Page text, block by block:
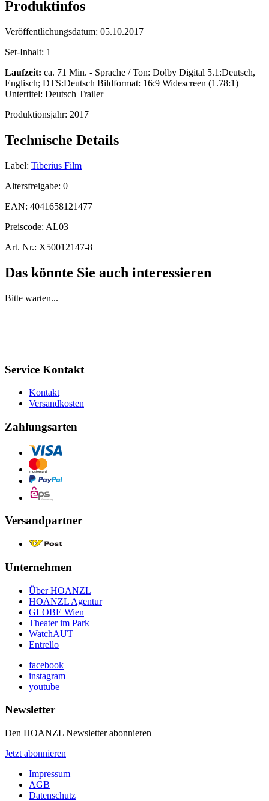
Produktinfos
Veröffentlichungsdatum: 05.10.2017
Set-Inhalt: 1
Laufzeit: ca. 71 Min. - Sprache / Ton: Dolby Digital 5.1:Deutsch,
Englisch; DTS:Deutsch Bildformat: 16:9 Widescreen (1.78:1)
Untertitel: Deutsch Trailer
Produktionsjahr: 2017
Technische Details
Label: Tiberius Film
Altersfreigabe: 0
EAN: 4041658121477
Preiscode: AL03
Art. Nr.: X50012147-8
Das könnte Sie auch interessieren
Bitte warten...
Service Kontakt
Kontakt
Versandkosten
Zahlungsarten
Versandpartner
Unternehmen
Über HOANZL
HOANZL Agentur
GLOBE Wien
Theater im Park
WatchAUT
Entrello
facebook
instagram
youtube
Newsletter
Den HOANZL Newsletter abonnieren
Jetzt abonnieren
Impressum
AGB
Datenschutz